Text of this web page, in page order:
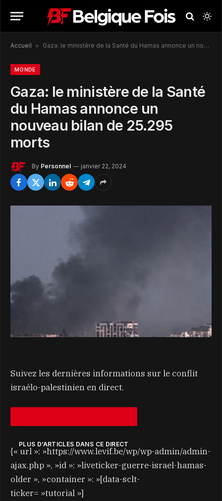
Accueil » Gaza: le ministère de la Santé du Hamas annonce un nouveau bilan de 25.295 morts
MONDE
Gaza: le ministère de la Santé
du Hamas annonce un
nouveau bilan de 25.295
morts
By Personnel janvier 22, 2024
Suivez les dernières informations sur le conflit
israélo-palestinien en direct.
PLUS D’ARTICLES DANS CE DIRECT
{« url »: »https://www.levif.be/wp/wp-admin/admin-
ajax.php », »id »: »liveticker-guerre-israel-hamas-
older », »container »: »[data-sclt-
ticker= »tutorial »]